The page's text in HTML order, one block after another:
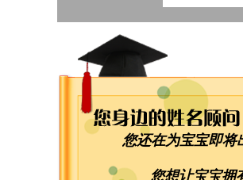
您还在为宝宝即将
您想让宝宝拥